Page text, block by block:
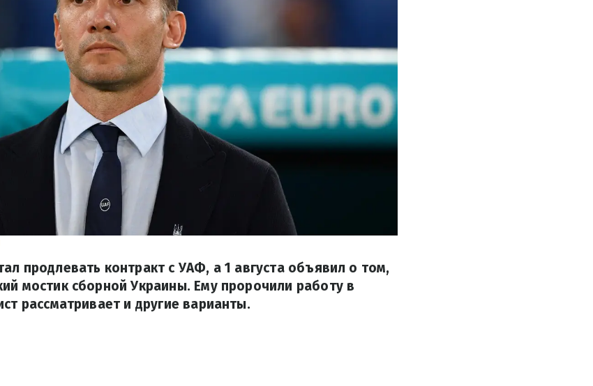
продлевать контракт с УАФ, а 1 августа объявил о том,
мостик сборной Украины. Ему пророчили работу в
рассматривает и другие варианты.